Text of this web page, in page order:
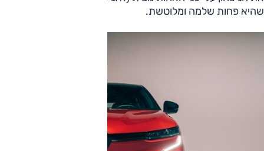
שהיא פחות שלמה ומלוטשת.